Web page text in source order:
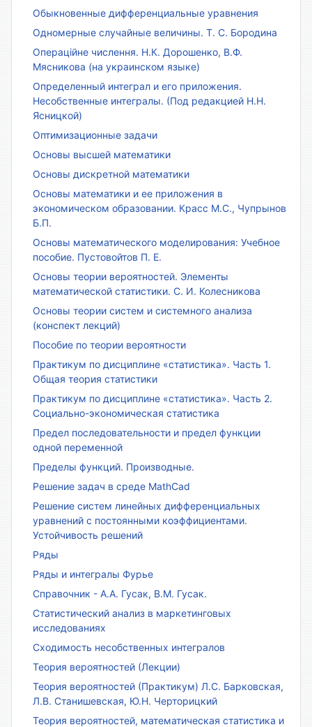
Обыкновенные дифференциальные уравнения
Одномерные случайные величины. Т. С. Бородина
Операційне числення. Н.К. Дорошенко, В.Ф.
Мясникова (на украинском языке)
Определенный интеграл и его приложения.
Несобственные интегралы. (Под редакцией Н.Н.
Ясницкой)
Оптимизационные задачи
Основы высшей математики
Основы дискретной математики
Основы математики и ее приложения в
экономическом образовании. Красс М.С., Чупрынов
Б.П.
Основы математического моделирования: Учебное
пособие. Пустовойтов П. Е.
Основы теории вероятностей. Элементы
математической статистики. С. И. Колесникова
Основы теории систем и системного анализа
(конспект лекций)
Пособие по теории вероятности
Практикум по дисциплине «статистика». Часть 1.
Общая теория статистики
Практикум по дисциплине «статистика». Часть 2.
Социально-экономическая статистика
Предел последовательности и предел функции
одной переменной
Пределы функций. Производные.
Решение задач в среде MathCad
Решение систем линейных дифференциальных
уравнений с постоянными коэффициентами.
Устойчивость решений
Ряды
Ряды и интегралы Фурье
Справочник - А.А. Гусак, В.М. Гусак.
Статистический анализ в маркетинговых
исследованиях
Сходимость несобственных интегралов
Теория вероятностей (Лекции)
Теория вероятностей (Практикум) Л.С. Барковская,
Л.В. Станишевская, Ю.Н. Черторицкий
Теория вероятностей, математическая статистика и